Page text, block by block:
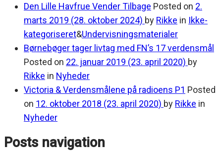
Den Lille Havfrue Vender Tilbage Posted on 2.
marts 2019 (28. oktober 2024) by Rikke in Ikke-
kategoriseret&Undervisningsmaterialer
Børnebøger tager livtag med FN’s 17 verdensmål
Posted on 22. januar 2019 (23. april 2020) by
Rikke in Nyheder
Victoria & Verdensmålene på radioens P1 Posted
on 12. oktober 2018 (23. april 2020) by Rikke in
Nyheder
Posts navigation